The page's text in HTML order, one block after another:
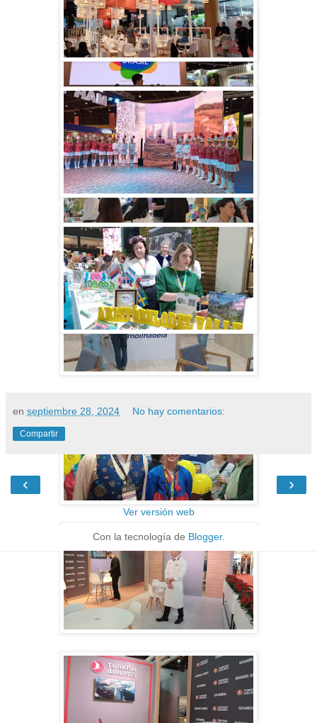
en septiembre 28, 2024 No hay comentarios:
Compartir
‹ ›
Inicio
Ver versión web
Con la tecnología de Blogger.